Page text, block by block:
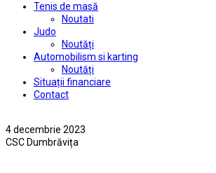
Tenis de masă
Noutati
Judo
Noutăți
Automobilism si karting
Noutăți
Situații financiare
Contact
4 decembrie 2023
CSC Dumbrăvița